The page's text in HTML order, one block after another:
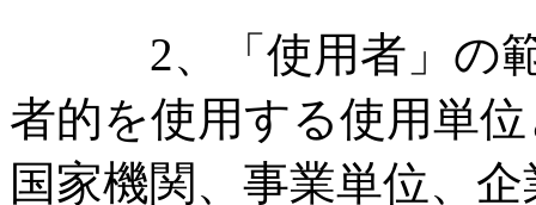
2、「使用者」の範
者的を使用する使用単
国家機関、事業単位、